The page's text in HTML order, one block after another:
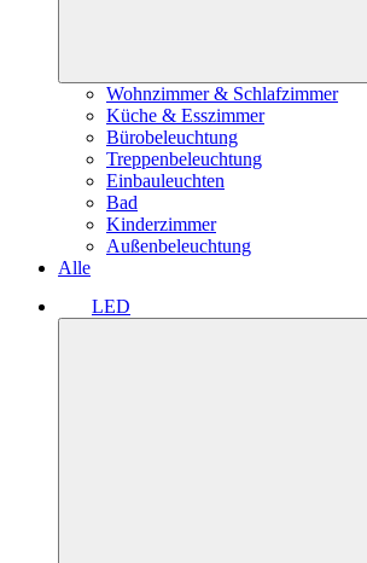
Wohnzimmer & Schlafzimmer
Küche & Esszimmer
Bürobeleuchtung
Treppenbeleuchtung
Einbauleuchten
Bad
Kinderzimmer
Außenbeleuchtung
Alle
LED